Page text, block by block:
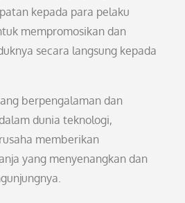
kepada para pelaku
mempromosikan dan
secara langsung kepada
berpengalaman dan
dunia teknologi,
memberikan
yang menyenangkan dan